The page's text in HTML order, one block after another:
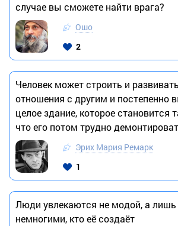
случае вы сможете найти врага?
Ошо
2
Человек может строить и
отношения с другим и постепенно
целое здание, которое становится
что его потом трудно
Эрих Мария Ремарк
1
Люди увлекаются не модой, а лишь
немногими, кто её создаёт